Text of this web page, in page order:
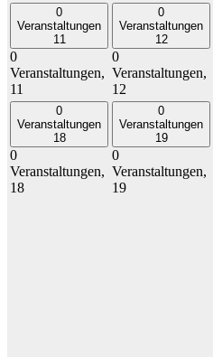
0
Veranstaltungen
11
0
Veranstaltungen,
11
0
Veranstaltungen
12
0
Veranstaltungen,
12
0
Veranstaltungen
18
0
Veranstaltungen,
18
0
Veranstaltungen
19
0
Veranstaltungen,
19